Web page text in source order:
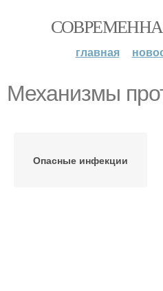
главная
Механизмы
Опасные инфекции